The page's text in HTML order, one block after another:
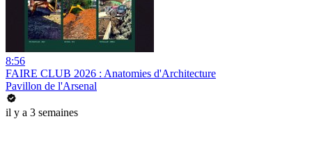
8:56
FAIRE CLUB 2026 : Anatomies d'Architecture
Pavillon de l'Arsenal
il y a 3 semaines